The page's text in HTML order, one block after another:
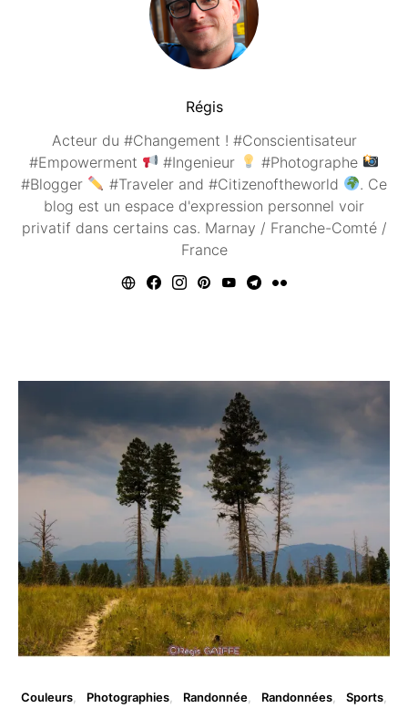
Régis
Acteur du #Changement ! #Conscientisateur
#Empowerment
#Ingenieur
#Photographe
#Blogger
#Traveler and #Citizenoftheworld
. Ce
blog est un espace d'expression personnel voir
privatif dans certains cas. Marnay / Franche-Comté /
France
Couleurs Photographies Randonnée Randonnées
Sports